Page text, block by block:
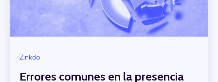
Zinkdo
Errores comunes en la presencia